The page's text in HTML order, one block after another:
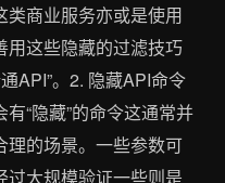
商业服务亦或是使用
用这些隐藏的过滤技巧
API”。2. 隐藏API命令
“隐藏”的命令这通常并
理的场景。一些参数可
过大规模验证一些则是